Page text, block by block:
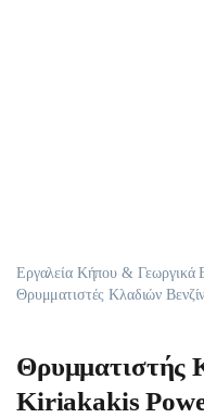
Εργαλεία Κήπου & Γεωργικά
Θρυμματιστές Κλαδιών
Θρυμματιστής
Kiriakakis